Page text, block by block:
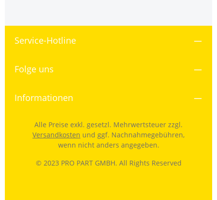
Service-Hotline
Folge uns
Informationen
© 2023 PRO PART GMBH. All Rights Reserved
Alle Preise exkl. gesetzl. Mehrwertsteuer zzgl.
Versandkosten und ggf. Nachnahmegebühren,
wenn nicht anders angegeben.